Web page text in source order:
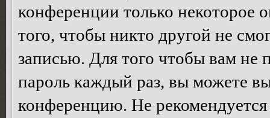
конференции только некоторое
того, чтобы никто другой не
записью. Для того чтобы вам не
пароль каждый раз, вы можете
конференцию. Не